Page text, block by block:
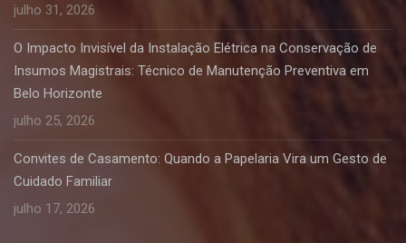
julho 31, 2026
O Impacto Invisível da Instalação Elétrica na Conservação de
Insumos Magistrais: Técnico de Manutenção Preventiva em
Belo Horizonte
julho 25, 2026
Convites de Casamento: Quando a Papelaria Vira um Gesto de
Cuidado Familiar
julho 17, 2026